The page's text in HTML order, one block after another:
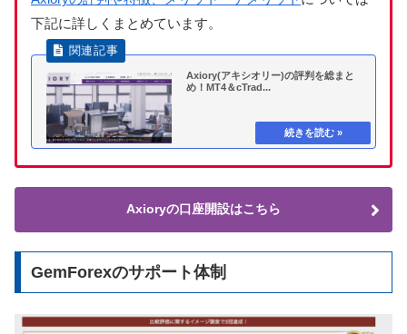
下記に詳しくまとめています。
Axiory(アキシオリー)の評判を総まと
め！MT4＆cTrad...
Axioryの口座開設はこちら
GemForexのサポート体制